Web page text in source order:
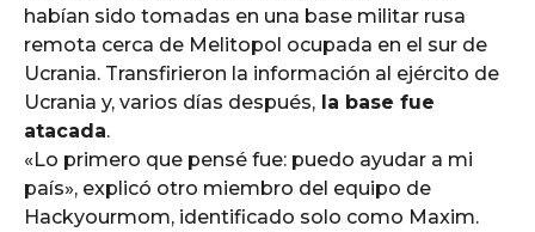
habían sido tomadas en una base militar rusa
remota cerca de Melitopol ocupada en el sur de
Ucrania. Transfirieron la información al ejército de
Ucrania y, varios días después, la base fue
atacada.
«Lo primero que pensé fue: puedo ayudar a mi
país», explicó otro miembro del equipo de
Hackyourmom, identificado solo como Maxim.